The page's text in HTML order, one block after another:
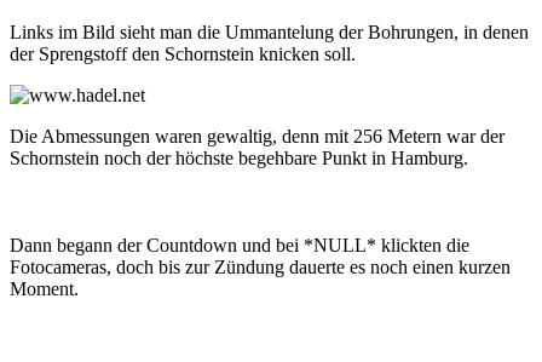
Links im Bild sieht man die Ummantelung der Bohrungen, in denen
der Sprengstoff den Schornstein knicken soll.
Die Abmessungen waren gewaltig, denn mit 256 Metern war der
Schornstein noch der höchste begehbare Punkt in Hamburg.
Dann begann der Countdown und bei *NULL* klickten die
Fotocameras, doch bis zur Zündung dauerte es noch einen kurzen
Moment.